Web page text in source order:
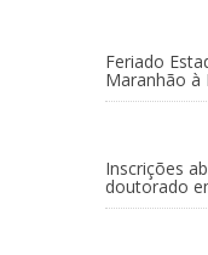
Feriado
Maranhão à
Inscrições
doutorado